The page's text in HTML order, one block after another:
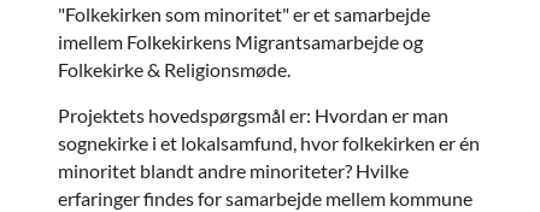
"Folkekirken som minoritet" er et samarbejde
imellem Folkekirkens Migrantsamarbejde og
Folkekirke & Religionsmøde.
Projektets hovedspørgsmål er: Hvordan er man
sognekirke i et lokalsamfund, hvor folkekirken er én
minoritet blandt andre minoriteter? Hvilke
erfaringer findes for samarbejde mellem kommune